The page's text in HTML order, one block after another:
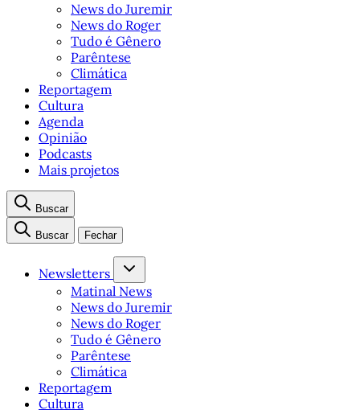
News do Juremir
News do Roger
Tudo é Gênero
Parêntese
Climática
Reportagem
Cultura
Agenda
Opinião
Podcasts
Mais projetos
Buscar
Buscar Fechar
Newsletters
Matinal News
News do Juremir
News do Roger
Tudo é Gênero
Parêntese
Climática
Reportagem
Cultura